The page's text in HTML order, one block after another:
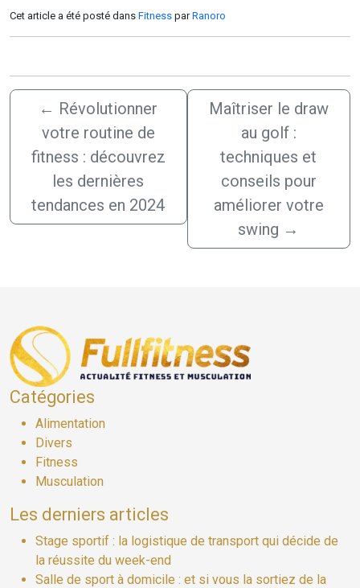
Cet article a été posté dans Fitness parRanoro
← Révolutionner
votre routine de
fitness : découvrez
les dernières
tendances en 2024
Maîtriser le draw
au golf :
techniques et
conseils pour
améliorer votre
swing →
Catégories
Alimentation
Divers
Fitness
Musculation
Les derniers articles
Stage sportif : la logistique de transport qui décide de
la réussite du week-end
Salle de sport à domicile : et si vous la sortiez de la